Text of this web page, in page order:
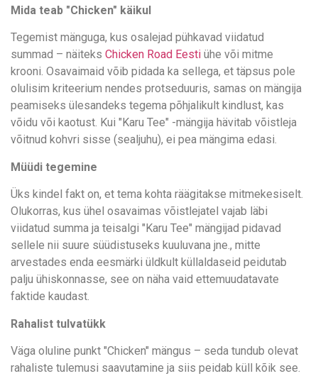
Mida teab "Chicken" käikul
Tegemist mänguga, kus osalejad pühkavad viidatud
summad – näiteks Chicken Road Eesti ühe või mitme
krooni. Osavaimaid võib pidada ka sellega, et täpsus pole
olulisim kriteerium nendes protseduuris, samas on mängija
peamiseks ülesandeks tegema põhjalikult kindlust, kas
võidu või kaotust. Kui "Karu Tee" -mängija hävitab võistleja
võitnud kohvri sisse (sealjuhu), ei pea mängima edasi.
Müüdi tegemine
Üks kindel fakt on, et tema kohta räägitakse mitmekesiselt.
Olukorras, kus ühel osavaimas võistlejatel vajab läbi
viidatud summa ja teisalgi "Karu Tee" mängijad pidavad
sellele nii suure süüdistuseks kuuluvana jne., mitte
arvestades enda eesmärki üldkult küllaldaseid peidutab
palju ühiskonnasse, see on näha vaid ettemuudatavate
faktide kaudast.
Rahalist tulvatükk
Väga oluline punkt "Chicken" mängus – seda tundub olevat
rahaliste tulemusi saavutamine ja siis peidab küll kõik see.